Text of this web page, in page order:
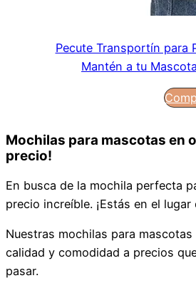
Pecute Transportín para
Mantén a tu
Mochilas para mascotas en
precio!
En busca de la mochila perfecta
precio increíble. ¡Estás en el lugar
Nuestras mochilas para
calidad y comodidad a precios
pasar.